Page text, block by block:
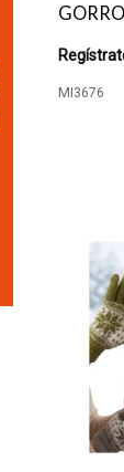
MI3676